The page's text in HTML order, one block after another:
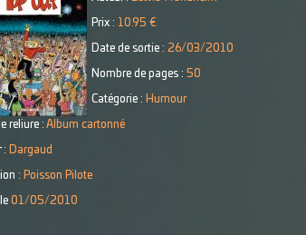
Prix : 10.95 €
Date de sortie : 26/03/2010
Nombre de pages : 50
Catégorie : Humour
reliure : Album cartonné
: Dargaud
: Poisson Pilote
01/05/2010